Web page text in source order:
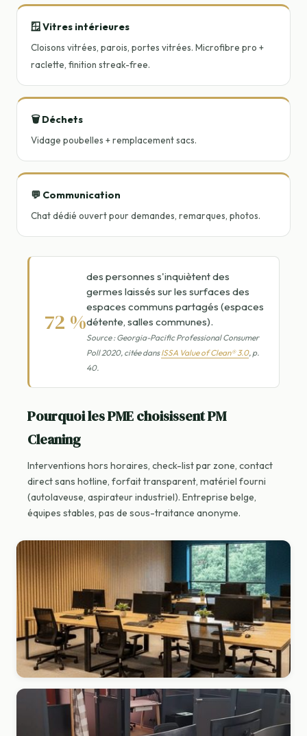
🪟 Vitres intérieures
Cloisons vitrées, parois, portes vitrées. Microfibre pro +
raclette, finition streak-free.
🗑️ Déchets
Vidage poubelles + remplacement sacs.
💬 Communication
Chat dédié ouvert pour demandes, remarques, photos.
72 %
des personnes s'inquiètent des
germes laissés sur les surfaces des
espaces communs partagés (espaces
détente, salles communes).
Source : Georgia-Pacific Professional Consumer
Poll 2020, citée dansISSA Value of Clean® 3.0, p.
40.
Pourquoi les PME choisissent PM
Cleaning
Interventions hors horaires, check-list par zone, contact
direct sans hotline, forfait transparent, matériel fourni
(autolaveuse, aspirateur industriel). Entreprise belge,
équipes stables, pas de sous-traitance anonyme.